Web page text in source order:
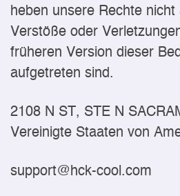
heben unsere Rechte nicht
Verstöße oder
früheren Version dieser
aufgetreten sind.
2108 N ST, STE N
Vereinigte Staaten von
support@hck-cool.com